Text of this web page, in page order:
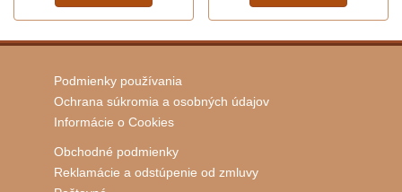
Podmienky používania
Ochrana súkromia a osobných údajov
Informácie o Cookies
Obchodné podmienky
Reklamácie a odstúpenie od zmluvy